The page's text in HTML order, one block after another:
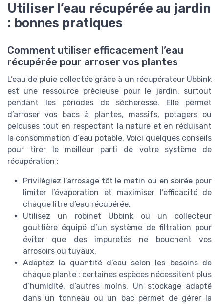
Utiliser l’eau récupérée au jardin
: bonnes pratiques
Comment utiliser efficacement l’eau
récupérée pour arroser vos plantes
L’eau de pluie collectée grâce à un récupérateur Ubbink
est une ressource précieuse pour le jardin, surtout
pendant les périodes de sécheresse. Elle permet
d’arroser vos bacs à plantes, massifs, potagers ou
pelouses tout en respectant la nature et en réduisant
la consommation d’eau potable. Voici quelques conseils
pour tirer le meilleur parti de votre système de
récupération :
Privilégiez l’arrosage tôt le matin ou en soirée pour
limiter l’évaporation et maximiser l’efficacité de
chaque litre d’eau récupérée.
Utilisez un robinet Ubbink ou un collecteur
gouttière équipé d’un système de filtration pour
éviter que des impuretés ne bouchent vos
arrosoirs ou tuyaux.
Adaptez la quantité d’eau selon les besoins de
chaque plante : certaines espèces nécessitent plus
d’humidité, d’autres moins. Un stockage adapté
dans un tonneau ou un bac permet de gérer la